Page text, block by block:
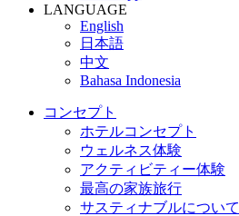
LANGUAGE
English
日本語
中文
Bahasa Indonesia
コンセプト
ホテルコンセプト
ウェルネス体験
アクティビティー体験
最高の家族旅行
サスティナブルについて